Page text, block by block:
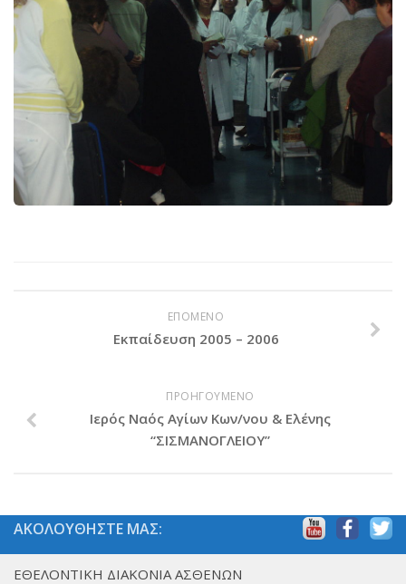
Βραβεύσεις
Εθελοντές
Γίνε εθελοντής
Εκπαίδευση
Θεωρητική
Πρακτική
Υποστήριξη
Μικρές ιστορίες
Με τραπεζική κατάθεση
Νοσοκομεία
Φιλοξενία Κατ οίκον
ΕΠΟΜΕΝΟ
Εκπαίδευση 2005 – 2006
ΠΡΟΗΓΟΥΜΕΝΟ
Ιερός Ναός Αγίων Κων/νου & Ελένης
“ΣΙΣΜΑΝΟΓΛΕΙΟΥ”
ΑΚΟΛΟΥΘΗΣΤΕ ΜΑΣ:
ΕΘΕΛΟΝΤΙΚΗ ΔΙΑΚΟΝΙΑ ΑΣΘΕΝΩΝ